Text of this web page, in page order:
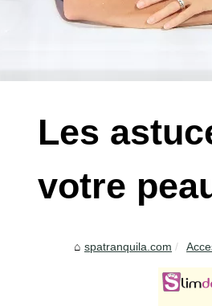
Les
votre
spatranquila.com